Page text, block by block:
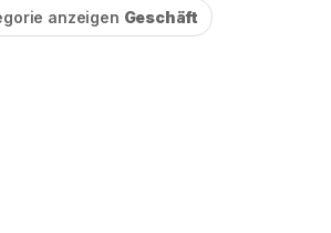
anzeigen Geschäft